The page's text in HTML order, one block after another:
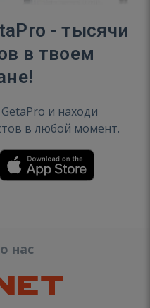
- тысячи
в твоем
и находи
в любой момент.
нас